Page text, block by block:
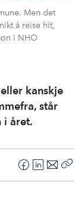
Men det
å reise hit,
i NHO
kanskje
står
i året.
F
a
L
i
E
-